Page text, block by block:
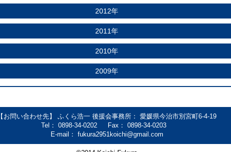
2012年
2011年
2010年
2009年
【お問い合わせ先】 ふくら浩一 後援会事務所： 愛媛県今治市別宮町6-4-19
Tel： 0898-34-0202
Fax： 0898-34-0203
E-mail： fukura2951koichi@gmail.com